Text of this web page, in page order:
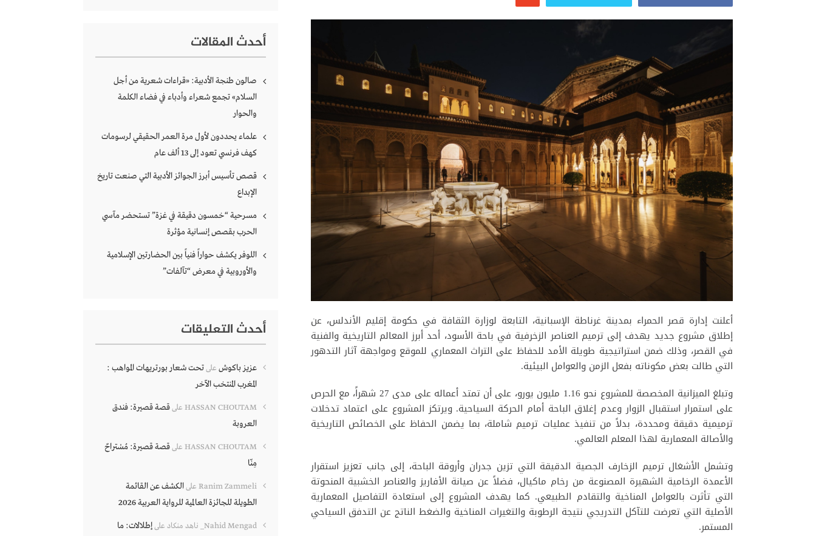
أعلنت إدارة قصر الحمراء بمدينة غرناطة الإسبانية، التابعة لوزارة الثقافة في حكومة إقليم الأندلس، عن
إطلاق مشروع جديد يهدف إلى ترميم العناصر الزخرفية في باحة الأسود، أحد أبرز المعالم التاريخية والفنية
في القصر، وذلك ضمن استراتيجية طويلة الأمد للحفاظ على التراث المعماري للموقع ومواجهة آثار التدهور
التي طالت بعض مكوناته بفعل الزمن والعوامل البيئية.
وتبلغ الميزانية المخصصة للمشروع نحو 1.16 مليون يورو، على أن تمتد أعماله على مدى 27 شهراً، مع الحرص
على استمرار استقبال الزوار وعدم إغلاق الباحة أمام الحركة السياحية. ويرتكز المشروع على اعتماد تدخلات
ترميمية دقيقة ومحددة، بدلاً من تنفيذ عمليات ترميم شاملة، بما يضمن الحفاظ على الخصائص التاريخية
والأصالة المعمارية لهذا المعلم العالمي.
وتشمل الأشغال ترميم الزخارف الجصية الدقيقة التي تزين جدران وأروقة الباحة، إلى جانب تعزيز استقرار
الأعمدة الرخامية الشهيرة المصنوعة من رخام ماكيال، فضلاً عن صيانة الأفاريز والعناصر الخشبية المنحوتة
التي تأثرت بالعوامل المناخية والتقادم الطبيعي. كما يهدف المشروع إلى استعادة التفاصيل المعمارية
الأصلية التي تعرضت للتآكل التدريجي نتيجة الرطوبة والتغيرات المناخية والضغط الناتج عن التدفق السياحي
المستمر.
أحدث المقالات
صالون طنجة الأدبية: «قراءات شعرية من أجل
السلام» تجمع شعراء وأدباء في فضاء الكلمة
والحوار
علماء يحددون لأول مرة العمر الحقيقي لرسومات
كهف فرنسي تعود إلى 13 ألف عام
قصص تأسيس أبرز الجوائز الأدبية التي صنعت تاريخ
الإبداع
مسرحية “خمسون دقيقة في غزة” تستحضر مآسي
الحرب بقصص إنسانية مؤثرة
اللوفر يكشف حواراً فنياً بين الحضارتين الإسلامية
والأوروبية في معرض “تآلفات”
أحدث التعليقات
عزيز باكوش علىتحت شعار بورتريهات المواهب :
المغرب المنتخب الآخر
HASSAN CHOUTAM علىقصة قصيرة: فندق
العروبة
HASSAN CHOUTAM علىقصة قصيرة: مُسْتراحٌ
مِنّا
Ranim Zammeli علىالكشف عن القائمة
الطويلة للجائزة العالمية للرواية العربية 2026
Nahid Mengad_ ناهد منكاد علىإطلالات: ما